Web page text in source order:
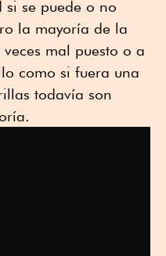
se puede o no
la mayoría de la
mal puesto o a
como si fuera una
todavía son